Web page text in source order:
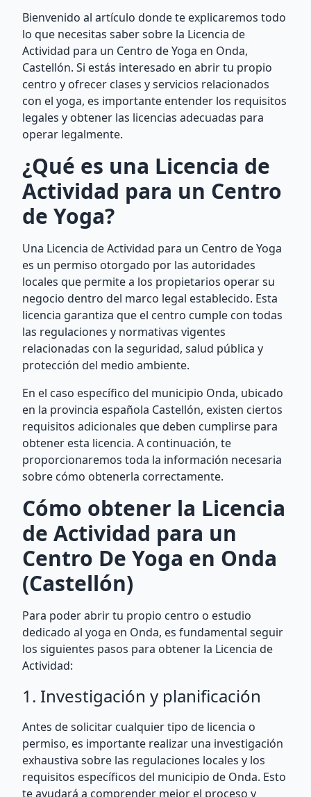
Bienvenido al artículo donde te explicaremos todo
lo que necesitas saber sobre la Licencia de
Actividad para un Centro de Yoga en Onda,
Castellón. Si estás interesado en abrir tu propio
centro y ofrecer clases y servicios relacionados
con el yoga, es importante entender los requisitos
legales y obtener las licencias adecuadas para
operar legalmente.
¿Qué es una Licencia de
Actividad para un Centro
de Yoga?
Una Licencia de Actividad para un Centro de Yoga
es un permiso otorgado por las autoridades
locales que permite a los propietarios operar su
negocio dentro del marco legal establecido. Esta
licencia garantiza que el centro cumple con todas
las regulaciones y normativas vigentes
relacionadas con la seguridad, salud pública y
protección del medio ambiente.
En el caso específico del municipio Onda, ubicado
en la provincia española Castellón, existen ciertos
requisitos adicionales que deben cumplirse para
obtener esta licencia. A continuación, te
proporcionaremos toda la información necesaria
sobre cómo obtenerla correctamente.
Cómo obtener la Licencia
de Actividad para un
Centro De Yoga en Onda
(Castellón)
Para poder abrir tu propio centro o estudio
dedicado al yoga en Onda, es fundamental seguir
los siguientes pasos para obtener la Licencia de
Actividad:
1. Investigación y planificación
Antes de solicitar cualquier tipo de licencia o
permiso, es importante realizar una investigación
exhaustiva sobre las regulaciones locales y los
requisitos específicos del municipio de Onda. Esto
te ayudará a comprender mejor el proceso y